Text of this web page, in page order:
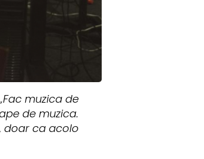
muzica de
de muzica.
doar ca acolo